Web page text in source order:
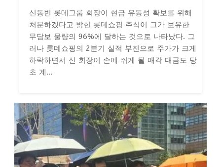
신동빈 롯데그룹 회장이 현금 유동성 확보를 위해
처분하겠다고 밝힌 롯데쇼핑 주식이 그가 보유한
무담보 물량의 96%에 달하는 것으로 나타났다. 그
러나 롯데쇼핑의 2분기 실적 부진으로 주가가 크게
하락하면서 신 회장이 손에 쥐게 될 매각 대금도 당
초 계...